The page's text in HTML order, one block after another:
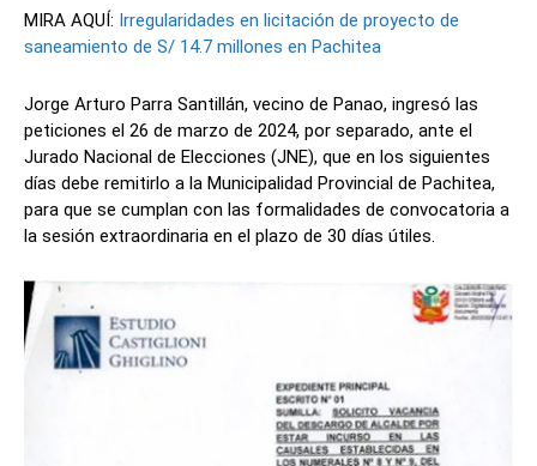
MIRA AQUÍ: Irregularidades en licitación de proyecto de
saneamiento de S/ 14.7 millones en Pachitea
Jorge Arturo Parra Santillán, vecino de Panao, ingresó las
peticiones el 26 de marzo de 2024, por separado, ante el
Jurado Nacional de Elecciones (JNE), que en los siguientes
días debe remitirlo a la Municipalidad Provincial de Pachitea,
para que se cumplan con las formalidades de convocatoria a
la sesión extraordinaria en el plazo de 30 días útiles.